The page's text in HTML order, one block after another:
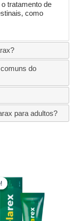
tratamento de
como
do
para adultos?